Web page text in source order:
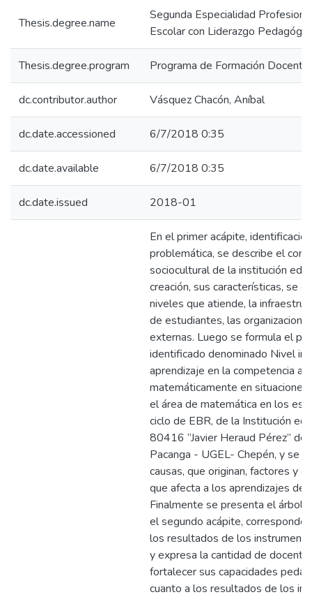
Thesis.degree.name
Segunda Especialidad
Escolar con Liderazgo
Thesis.degree.program Programa de Formación
dc.contributor.author Vásquez Chacón, Aníbal
dc.date.accessioned 6/7/2018 0:35
dc.date.available 6/7/2018 0:35
dc.date.issued 2018-01
En el primer acápite,
problemática, se describe el
sociocultural de la institución
creación, sus características, se
niveles que atiende, la
de estudiantes, las
externas. Luego se formula el
identificado denominado Nivel
aprendizaje en la competencia
matemáticamente en situaciones
el área de matemática en los
ciclo de EBR, de la Institución
80416 “Javier Heraud Pérez”
Pacanga - UGEL- Chepén, y se
causas, que originan, factores y
que afecta a los aprendizajes de
Finalmente se presenta el árbol
el segundo acápite, corresponde
los resultados de los
y expresa la cantidad de
fortalecer sus capacidades
cuanto a los resultados de los